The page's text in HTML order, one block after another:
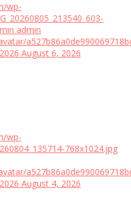
wp-
admin
August 6, 2026
wp-
768x1024.jpg
August 4, 2026